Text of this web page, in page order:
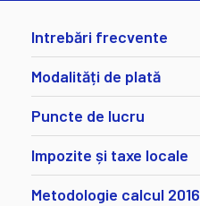
Intrebări frecvente
Modalități de plată
Puncte de lucru
Impozite și taxe locale
Metodologie calcul 2016